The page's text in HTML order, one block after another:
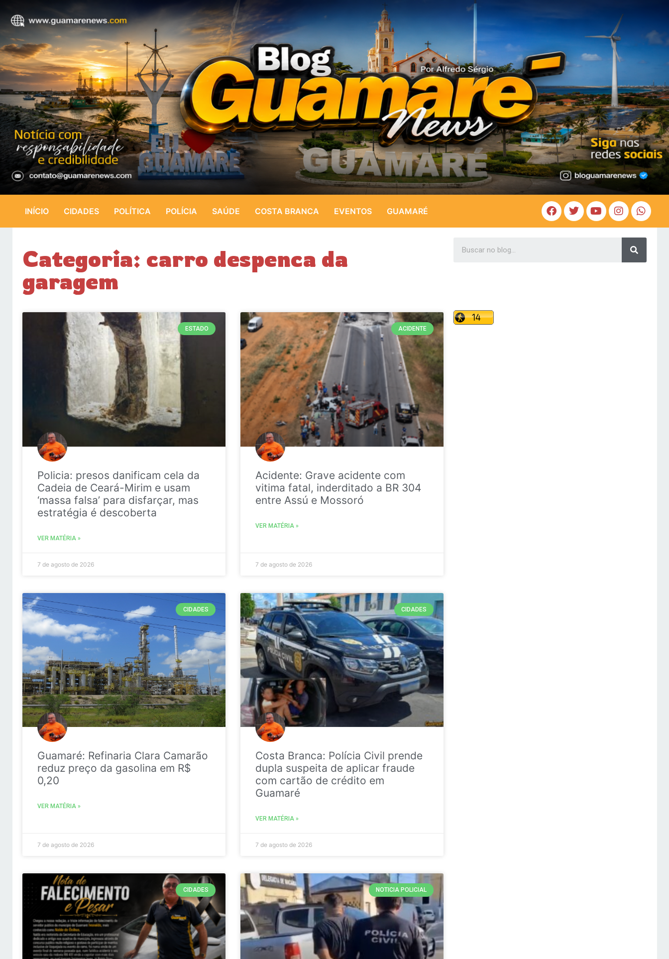
INÍCIO CIDADES POLÍTICA POLÍCIA SAÚDE COSTA BRANCA EVENTOS GUAMARÉ
Categoria: carro despenca da
garagem
ESTADO
Policia: presos danificam cela da
Cadeia de Ceará-Mirim e usam
‘massa falsa’ para disfarçar, mas
estratégia é descoberta
VER MATÉRIA »
7 de agosto de 2026
ACIDENTE
Acidente: Grave acidente com
vitima fatal, inderditado a BR 304
entre Assú e Mossoró
VER MATÉRIA »
7 de agosto de 2026
CIDADES
Guamaré: Refinaria Clara Camarão
reduz preço da gasolina em R$
0,20
VER MATÉRIA »
7 de agosto de 2026
CIDADES
Costa Branca: Polícia Civil prende
dupla suspeita de aplicar fraude
com cartão de crédito em
Guamaré
VER MATÉRIA »
7 de agosto de 2026
CIDADES NOTICIA POLICIAL